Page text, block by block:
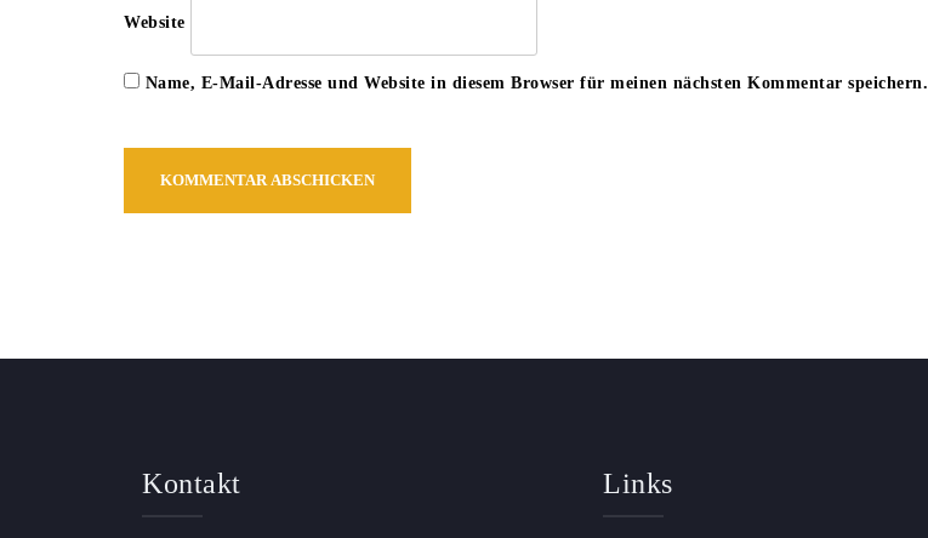
Website
Name, E-Mail-Adresse und Website in diesem Browser für meinen nächsten Kommentar speichern.
Kontakt Links